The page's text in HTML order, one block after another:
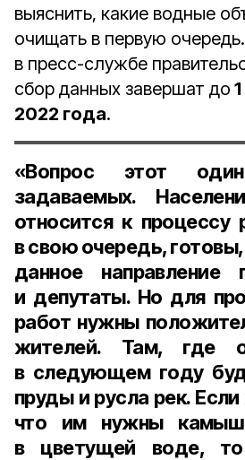
выяснить, какие водные
очищать в первую
в пресс-службе
сбор данных завершат до
2022 года.
«Вопрос этот
задаваемых.
относится к процессу
в свою очередь,
данное направление
и депутаты. Но для
работ нужны
жителей. Там, где
в следующем году
пруды и русла рек.
что им нужны
в цветущей воде,